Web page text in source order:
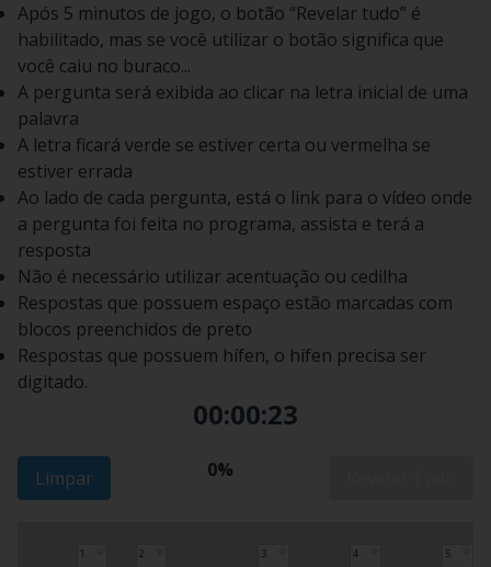
Após 5 minutos de jogo, o botão “Revelar tudo” é
habilitado, mas se você utilizar o botão significa que
você caiu no buraco...
A pergunta será exibida ao clicar na letra inicial de uma
palavra
A letra ficará verde se estiver certa ou vermelha se
estiver errada
Ao lado de cada pergunta, está o link para o vídeo onde
a pergunta foi feita no programa, assista e terá a
resposta
Não é necessário utilizar acentuação ou cedilha
Respostas que possuem espaço estão marcadas com
blocos preenchidos de preto
Respostas que possuem hífen, o hífen precisa ser
digitado.
00:00:24
Limpar 0%
1 2 3 4 5